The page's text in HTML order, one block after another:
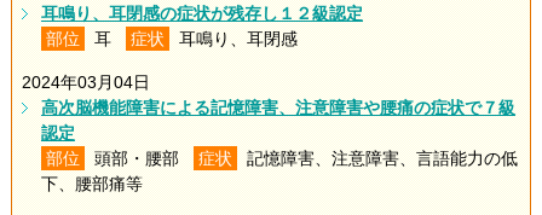
耳鳴り、耳閉感の症状が残存し１２級認定
部位
耳 症状 耳鳴り、耳閉感
2024年03月04日
高次脳機能障害による記憶障害、注意障害や腰痛の症状で７級
認定
部位
頭部・腰部 症状
記憶障害、注意障害、言語能力の低
下、腰部痛等